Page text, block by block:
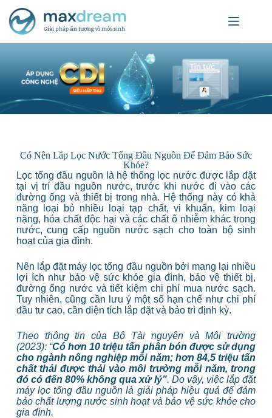
Có Nên Lắp Lọc Nước Tổng Đầu Nguồn Để Đảm Bảo Sức
Khỏe?
Lọc tổng đầu nguồn là hệ thống lọc nước được lắp đặt
tại vị trí đầu nguồn nước, trước khi nước đi vào các
đường ống và thiết bị trong nhà. Hệ thống này có khả
năng loại bỏ nhiều loại tạp chất, vi khuẩn, kim loại
nặng, hóa chất độc hại và các chất ô nhiễm khác trong
nước, cung cấp nguồn nước sạch cho toàn bộ sinh
hoạt của gia đình.
Nên lắp đặt máy lọc tổng đầu nguồn bởi mang lại nhiều
lợi ích như bảo vệ sức khỏe gia đình, bảo vệ thiết bị,
đường ống nước và tiết kiệm chi phí mua nước sạch.
Tuy nhiên, cũng cần lưu ý một số hạn chế như chi phí
đầu tư cao, cần diện tích lắp đặt và bảo trì định kỳ.
Theo thông tin của Bộ Tài nguyên và Môi trường
(2023): “Có hơn 10 triệu tấn phân bón được sử dụng
cho ngành nông nghiệp mỗi năm; hơn 84,5 triệu tấn
chất thải được thải vào môi trường mỗi năm, trong
đó có đến 80% không qua xử lý”. Do vậy, việc lắp đặt
máy lọc tổng đầu nguồn là giải pháp hiệu quả để đảm
bảo chất lượng nước sinh hoạt và bảo vệ sức khỏe cho
gia đình.